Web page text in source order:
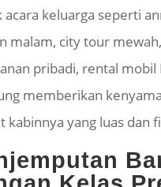
acara keluarga seperti
malam, city tour
pribadi, rental mobil
memberikan
kabinnya yang luas dan